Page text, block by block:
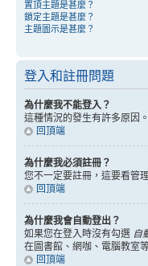
置頂主題是甚麼？
鎖定主題是甚麼？
主題圖示是甚麼？
登入和註冊問題
為什麼我不能登入？
這種情況的發生有許多原因
回頂端
為什麼我必須註冊？
您不一定要註冊，這要看管
回頂端
為什麼我會自動登出？
如果您在登入時沒有勾選 自
在圖書館、網咖、電腦教室
回頂端